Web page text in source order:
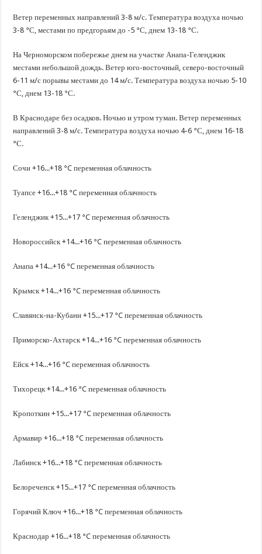
Важные правила обращения в вашу страховую компанию
Стартовал прием заявок на 20-й юбилейный молодежный форум «Регион 93»
Ветер переменных направлений 3-8 м/с. Температура воздуха ночью
3-8 °С, местами по предгорьям до -5 °С, днем 13-18 °С.
На Черноморском побережье днем на участке Анапа-Геленджик
местами небольшой дождь. Ветер юго-восточный, северо-восточный
6-11 м/с порывы местами до 14 м/с. Температура воздуха ночью 5-10
°С, днем 13-18 °С.
В Краснодаре без осадков. Ночью и утром туман. Ветер переменных
направлений 3-8 м/с. Температура воздуха ночью 4-6 °С, днем 16-18
°С.
Сочи +16...+18 °C переменная облачность
Туапсе +16...+18 °C переменная облачность
Геленджик +15...+17 °C переменная облачность
Новороссийск +14...+16 °C переменная облачность
Анапа +14...+16 °C переменная облачность
Крымск +14...+16 °C переменная облачность
Славянск-на-Кубани +15...+17 °C переменная облачность
Приморско-Ахтарск +14...+16 °C переменная облачность
Ейск +14...+16 °C переменная облачность
Тихорецк +14...+16 °C переменная облачность
Кропоткин +15...+17 °C переменная облачность
Армавир +16...+18 °C переменная облачность
Лабинск +16...+18 °C переменная облачность
Белореченск +15...+17 °C переменная облачность
Горячий Ключ +16...+18 °C переменная облачность
Краснодар +16...+18 °C переменная облачность